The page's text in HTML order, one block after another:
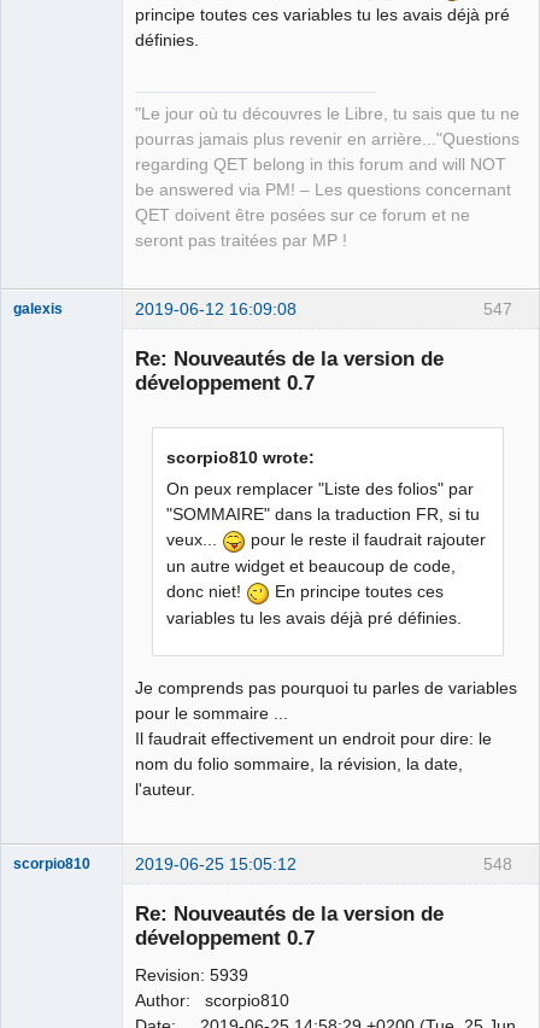
principe toutes ces variables tu les avais déjà pré
définies.
"Le jour où tu découvres le Libre, tu sais que tu ne
pourras jamais plus revenir en arrière..."Questions
regarding QET belong in this forum and will NOT
be answered via PM! – Les questions concernant
QET doivent être posées sur ce forum et ne
seront pas traitées par MP !
547
galexis 2019-06-12 16:09:08
Re: Nouveautés de la version de
développement 0.7
scorpio810 wrote:
On peux remplacer "Liste des folios" par
"SOMMAIRE" dans la traduction FR, si tu
veux...
pour le reste il faudrait rajouter
un autre widget et beaucoup de code,
donc niet!
En principe toutes ces
variables tu les avais déjà pré définies.
Je comprends pas pourquoi tu parles de variables
pour le sommaire ...
Il faudrait effectivement un endroit pour dire: le
nom du folio sommaire, la révision, la date,
l'auteur.
548
scorpio810 2019-06-25 15:05:12
Re: Nouveautés de la version de
développement 0.7
Revision: 5939
Author: scorpio810